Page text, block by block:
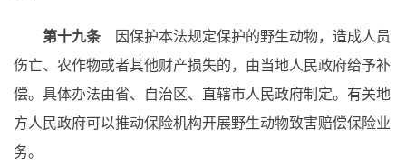
第十九条 因保护本法规定保护的野生动物，造成人员
伤亡、农作物或者其他财产损失的，由当地人民政府给予补
偿。具体办法由省、自治区、直辖市人民政府制定。有关地
方人民政府可以推动保险机构开展野生动物致害赔偿保险业
务。